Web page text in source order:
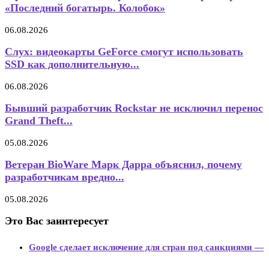
«Последний богатырь. Колобок»
06.08.2026
Слух: видеокарты GeForce смогут использовать
SSD как дополнительную...
06.08.2026
Бывший разработчик Rockstar не исключил перенос
Grand Theft...
05.08.2026
Ветеран BioWare Марк Дарра объяснил, почему
разработчикам вредно...
05.08.2026
Это Вас заинтересует
Google сделает исключение для стран под санкциями —